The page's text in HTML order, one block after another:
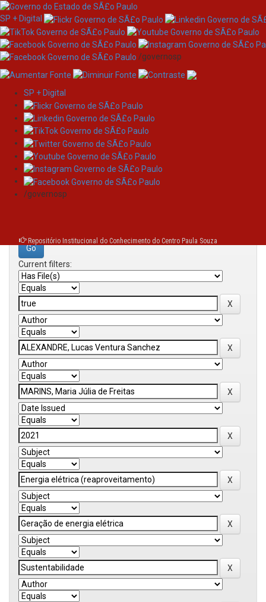
Skip
navigation
SP + Digital
/governosp
SP + Digital
/governosp
Repositório Institucional do Conhecimento do Centro Paula Souza
Search
Search:
Current filters: